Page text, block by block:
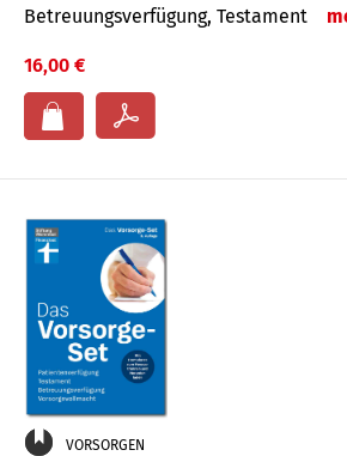
Betreuungsverfügung, Testament
16,00 €
VORSORGEN